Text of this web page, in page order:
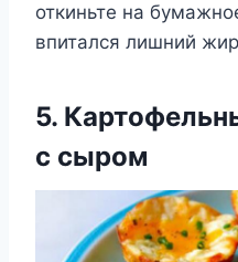
откиньте на
впитался лишний
5.
с сыром